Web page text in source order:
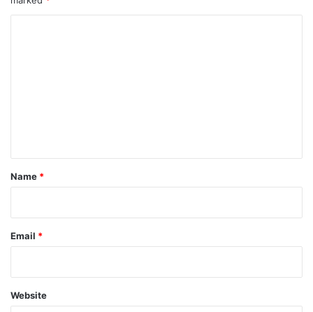
*
Name *
Email *
Website